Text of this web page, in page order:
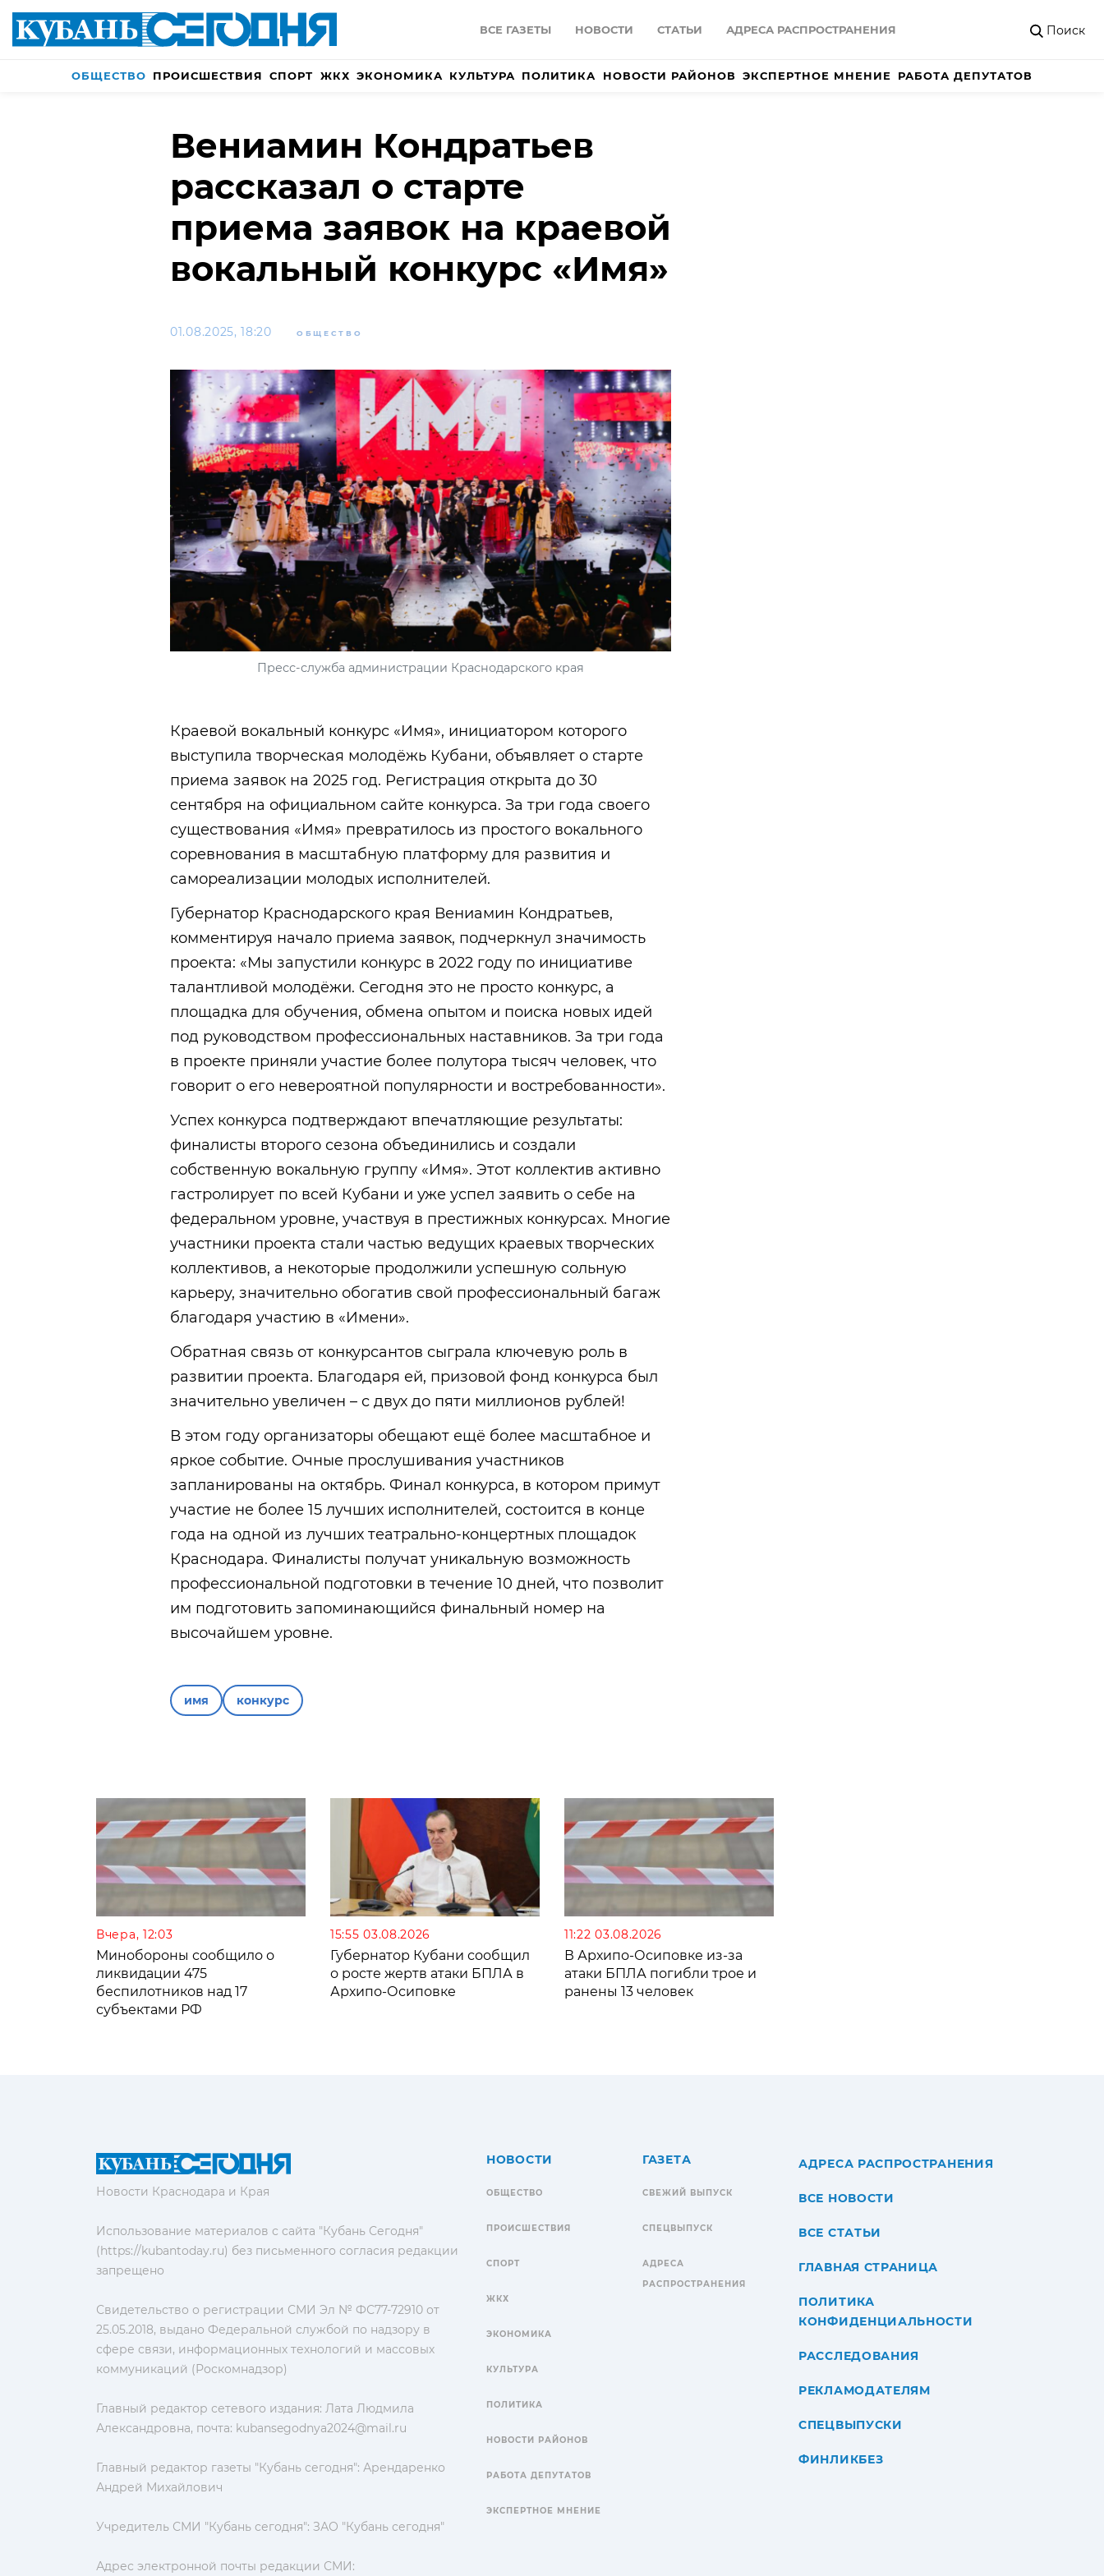
ВСЕ ГАЗЕТЫ НОВОСТИ СТАТЬИ АДРЕСА РАСПРОСТРАНЕНИЯ Поиск
ОБЩЕСТВО ПРОИСШЕСТВИЯ СПОРТ ЖКХ ЭКОНОМИКА КУЛЬТУРА ПОЛИТИКА НОВОСТИ РАЙОНОВ ЭКСПЕРТНОЕ МНЕНИЕ РАБОТА ДЕПУТАТОВ
Вениамин Кондратьев
рассказал о старте
приема заявок на краевой
вокальный конкурс «Имя»
01.08.2025, 18:20 ОБЩЕСТВО
Пресс-служба администрации Краснодарского края
Краевой вокальный конкурс «Имя», инициатором которого
выступила творческая молодёжь Кубани, объявляет о старте
приема заявок на 2025 год. Регистрация открыта до 30
сентября на официальном сайте конкурса. За три года своего
существования «Имя» превратилось из простого вокального
соревнования в масштабную платформу для развития и
самореализации молодых исполнителей.
Губернатор Краснодарского края Вениамин Кондратьев,
комментируя начало приема заявок, подчеркнул значимость
проекта: «Мы запустили конкурс в 2022 году по инициативе
талантливой молодёжи. Сегодня это не просто конкурс, а
площадка для обучения, обмена опытом и поиска новых идей
под руководством профессиональных наставников. За три года
в проекте приняли участие более полутора тысяч человек, что
говорит о его невероятной популярности и востребованности».
Успех конкурса подтверждают впечатляющие результаты:
финалисты второго сезона объединились и создали
собственную вокальную группу «Имя». Этот коллектив активно
гастролирует по всей Кубани и уже успел заявить о себе на
федеральном уровне, участвуя в престижных конкурсах. Многие
участники проекта стали частью ведущих краевых творческих
коллективов, а некоторые продолжили успешную сольную
карьеру, значительно обогатив свой профессиональный багаж
благодаря участию в «Имени».
Обратная связь от конкурсантов сыграла ключевую роль в
развитии проекта. Благодаря ей, призовой фонд конкурса был
значительно увеличен – с двух до пяти миллионов рублей!
В этом году организаторы обещают ещё более масштабное и
яркое событие. Очные прослушивания участников
запланированы на октябрь. Финал конкурса, в котором примут
участие не более 15 лучших исполнителей, состоится в конце
года на одной из лучших театрально-концертных площадок
Краснодара. Финалисты получат уникальную возможность
профессиональной подготовки в течение 10 дней, что позволит
им подготовить запоминающийся финальный номер на
высочайшем уровне.
имя конкурс
Вчера, 12:03
Минобороны сообщило о
ликвидации 475
беспилотников над 17
субъектами РФ
15:55 03.08.2026
Губернатор Кубани сообщил
о росте жертв атаки БПЛА в
Архипо-Осиповке
11:22 03.08.2026
В Архипо-Осиповке из-за
атаки БПЛА погибли трое и
ранены 13 человек
Новости Краснодара и Края
Использование материалов с сайта "Кубань Сегодня"
(https://kubantoday.ru) без письменного согласия редакции
запрещено
Свидетельство о регистрации СМИ Эл № ФС77-72910 от
25.05.2018, выдано Федеральной службой по надзору в
сфере связи, информационных технологий и массовых
коммуникаций (Роскомнадзор)
Главный редактор сетевого издания: Лата Людмила
Александровна, почта: kubansegodnya2024@mail.ru
Главный редактор газеты "Кубань сегодня": Арендаренко
Андрей Михайлович
Учредитель СМИ "Кубань сегодня": ЗАО "Кубань сегодня"
Адрес электронной почты редакции СМИ:
НОВОСТИ
ОБЩЕСТВО
ПРОИСШЕСТВИЯ
СПОРТ
ЖКХ
ЭКОНОМИКА
КУЛЬТУРА
ПОЛИТИКА
НОВОСТИ РАЙОНОВ
РАБОТА ДЕПУТАТОВ
ЭКСПЕРТНОЕ МНЕНИЕ
ГАЗЕТА
СВЕЖИЙ ВЫПУСК
СПЕЦВЫПУСК
АДРЕСА
РАСПРОСТРАНЕНИЯ
АДРЕСА РАСПРОСТРАНЕНИЯ
ВСЕ НОВОСТИ
ВСЕ СТАТЬИ
ГЛАВНАЯ СТРАНИЦА
ПОЛИТИКА
КОНФИДЕНЦИАЛЬНОСТИ
РАССЛЕДОВАНИЯ
РЕКЛАМОДАТЕЛЯМ
СПЕЦВЫПУСКИ
ФИНЛИКБЕЗ